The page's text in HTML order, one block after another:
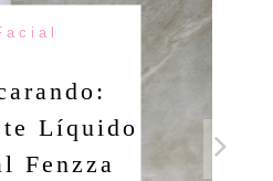
Líquido
Fenzza